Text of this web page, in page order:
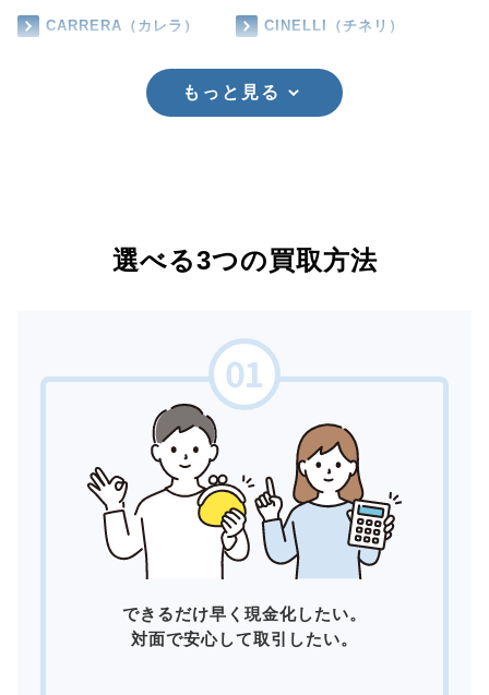
CARRERA（カレラ） CINELLI（チネリ）
もっと見る
選べる3つの買取方法
できるだけ早く現金化したい。
対面で安心して取引したい。